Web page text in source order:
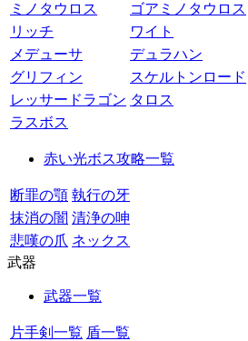
ミノタウロス
ゴアミノタウロス
リッチ
ワイト
メデューサ
デュラハン
グリフィン
スケルトンロード
レッサードラゴン タロス
ラスボス
赤い光ボス攻略一覧
断罪の顎 執行の牙
抹消の闇 清浄の呻
悲嘆の爪 ネックス
武器
武器一覧
片手剣一覧 盾一覧